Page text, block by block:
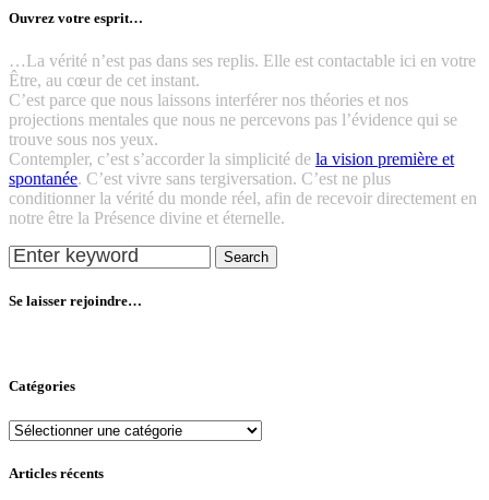
Ouvrez votre esprit…
…La vérité n’est pas dans ses replis. Elle est contactable ici en votre
Être, au cœur de cet instant.
C’est parce que nous laissons interférer nos théories et nos
projections mentales que nous ne percevons pas l’évidence qui se
trouve sous nos yeux.
Contempler, c’est s’accorder la simplicité de la vision première et
spontanée. C’est vivre sans tergiversation. C’est ne plus
conditionner la vérité du monde réel, afin de recevoir directement en
notre être la Présence divine et éternelle.
Search
Se laisser rejoindre…
Catégories
Catégories
Articles récents